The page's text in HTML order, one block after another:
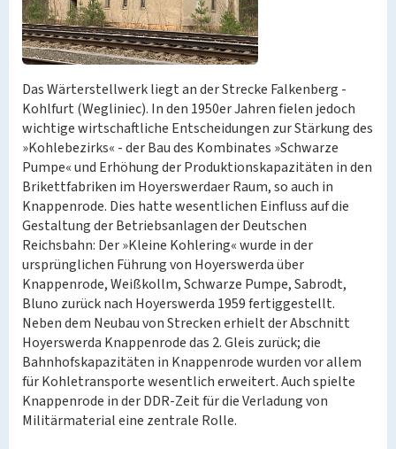
Das Wärterstellwerk liegt an der Strecke Falkenberg -
Kohlfurt (Wegliniec). In den 1950er Jahren fielen jedoch
wichtige wirtschaftliche Entscheidungen zur Stärkung des
»Kohlebezirks« - der Bau des Kombinates »Schwarze
Pumpe« und Erhöhung der Produktionskapazitäten in den
Brikettfabriken im Hoyerswerdaer Raum, so auch in
Knappenrode. Dies hatte wesentlichen Einfluss auf die
Gestaltung der Betriebsanlagen der Deutschen
Reichsbahn: Der »Kleine Kohlering« wurde in der
ursprünglichen Führung von Hoyerswerda über
Knappenrode, Weißkollm, Schwarze Pumpe, Sabrodt,
Bluno zurück nach Hoyerswerda 1959 fertiggestellt.
Neben dem Neubau von Strecken erhielt der Abschnitt
Hoyerswerda Knappenrode das 2. Gleis zurück; die
Bahnhofskapazitäten in Knappenrode wurden vor allem
für Kohletransporte wesentlich erweitert. Auch spielte
Knappenrode in der DDR-Zeit für die Verladung von
Militärmaterial eine zentrale Rolle.